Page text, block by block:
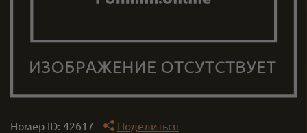
Номер ID: 42617
Поделиться